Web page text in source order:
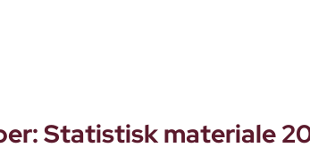
Statistisk materiale